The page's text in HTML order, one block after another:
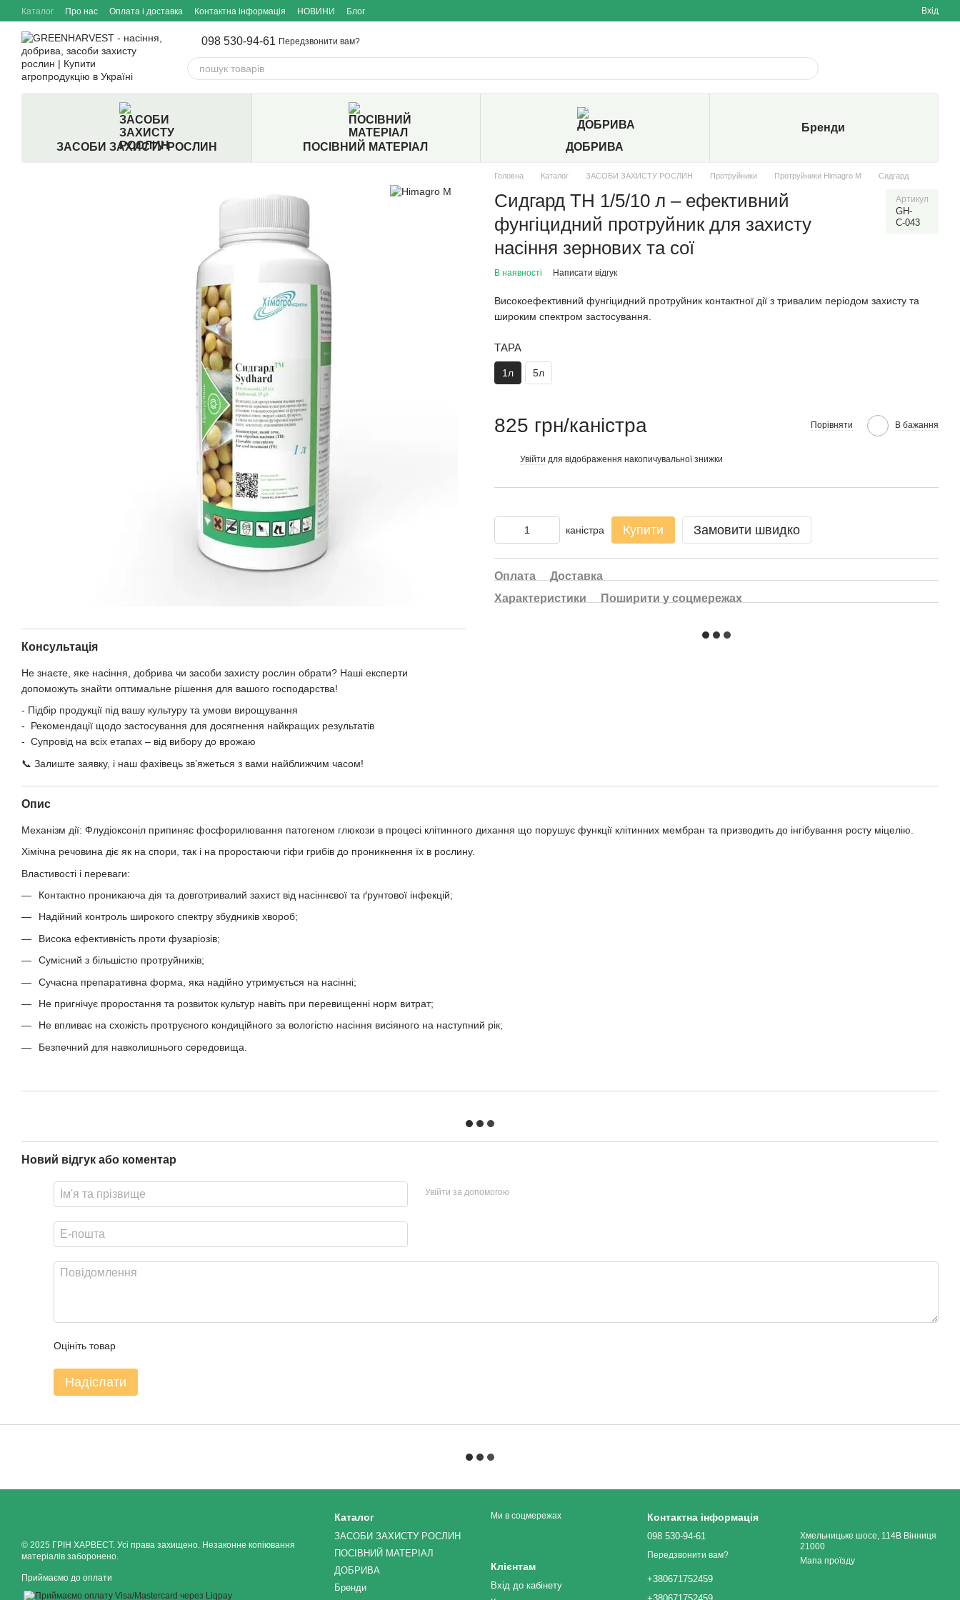
Перейти до основного контенту
Каталог Про нас Оплата і доставка Контактна інформація НОВИНИ Блог Вхід
098 530-94-61 Передзвонити вам?
ЗАСОБИ ЗАХИСТУ РОСЛИН ПОСІВНИЙ МАТЕРІАЛ ДОБРИВА
Бренди
Консультація
Не знаєте, яке насіння, добрива чи засоби захисту рослин обрати? Наші експерти
допоможуть знайти оптимальне рішення для вашого господарства!
- Підбір продукції під вашу культуру та умови вирощування
- Рекомендації щодо застосування для досягнення найкращих результатів
- Супровід на всіх етапах – від вибору до врожаю
📞 Залиште заявку, і наш фахівець зв’яжеться з вами найближчим часом!
Головна Каталог ЗАСОБИ ЗАХИСТУ РОСЛИН Протруйники Протруйники Himagro M Сидгард
Сидгард ТН 1/5/10 л – ефективний
фунгіцидний протруйник для захисту
насіння зернових та сої
Артикул
GH-
С-043
В наявності Написати відгук
Високоефективний фунгіцидний протруйник контактної дії з тривалим періодом захисту та
широким спектром застосування.
ТАРА
1л 5л
825 грн/каністра Порівняти В бажання
Увійти для відображення накопичувальної знижки
каністра Купити Замовити швидко
Оплата
Доставка
Характеристики
Поширити у соцмережах
Опис
Механізм дії: Флудіоксоніл припиняє фосфорилювання патогеном глюкози в процесі клітинного дихання що порушує функції клітинних мембран та призводить до інгібування росту міцелію.
Хімічна речовина діє як на спори, так і на проростаючи гіфи грибів до проникнення їх в рослину.
Властивості і переваги:
Контактно проникаюча дія та довготривалий захист від насіннєвої та ґрунтової інфекцій;
Надійний контроль широкого спектру збудників хвороб;
Висока ефективність проти фузаріозів;
Сумісний з більшістю протруйників;
Сучасна препаративна форма, яка надійно утримується на насінні;
Не пригнічує проростання та розвиток культур навіть при перевищенні норм витрат;
Не впливає на схожість протруєного кондиційного за вологістю насіння висіяного на наступний рік;
Безпечний для навколишнього середовища.
Новий відгук або коментар
Увійти за допомогою
Оцініть товар
Надіслати
© 2025 ГРІН ХАРВЕСТ. Усі права захищено. Незаконне копіювання
матеріалів заборонено.
Приймаємо до оплати
Каталог
ЗАСОБИ ЗАХИСТУ РОСЛИН
ПОСІВНИЙ МАТЕРІАЛ
ДОБРИВА
Бренди
Ми в соцмережах
Клієнтам
Вхід до кабінету
Контактна інформація
098 530-94-61
Передзвонити вам?
+380671752459
Хмельницьке шосе, 114В Вінниця
21000
Мапа проїзду